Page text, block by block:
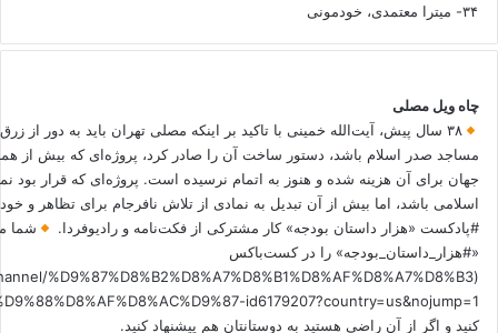
۳۴- میترا معتمدی، خودمونی
چاه ویل مصلی
۳۸ سال پیش، آیت‌الله خمینی با تاکید بر اینکه مصلی تهران باید به دور از
مساجد صدر اسلام باشد، دستور ساخت آن را صادر کرد، پروژه‌ای که بیش از
جهان برای آن هزینه شده و هنوز به اتمام نرسیده است. پروژه‌ای که قرار بود
اسلامی باشد، اما بیش از آن تبدیل به نمادی از تلاش نافرجام برای تظاهر و
#پادکست «هزار داستان بودجه» کار مشترکی از فکت‌نامه و رادیوفردا.
شما
«#هزار_داستان_بودجه» را در کست‌باکس
%D9%87%D8%B2%D8%A7%D8%B1%D8%AF%D8%A7%D8%B3
کنید و اگر از آن راضی هستید به دوستانتان هم پیشنهاد کنید.